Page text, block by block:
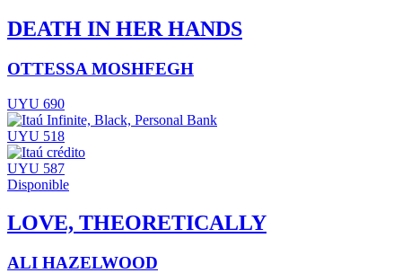
DEATH IN HER HANDS
OTTESSA MOSHFEGH
UYU 690
UYU 518
UYU 587
Disponible
LOVE, THEORETICALLY
ALI HAZELWOOD